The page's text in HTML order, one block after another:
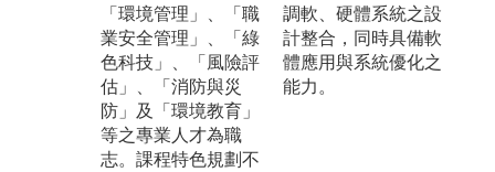
「環境管理」、「職
業安全管理」、「綠
色科技」、「風險評
估」、「消防與災
防」及「環境教育」
等之專業人才為職
志。課程特色規劃不
調軟、硬體系統之設
計整合，同時具備軟
體應用與系統優化之
能力。